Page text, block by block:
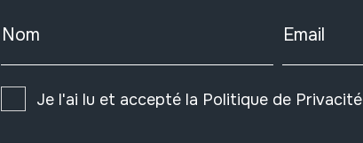
Nom Email
Je l'ai lu et accepté la Politique de Privacité